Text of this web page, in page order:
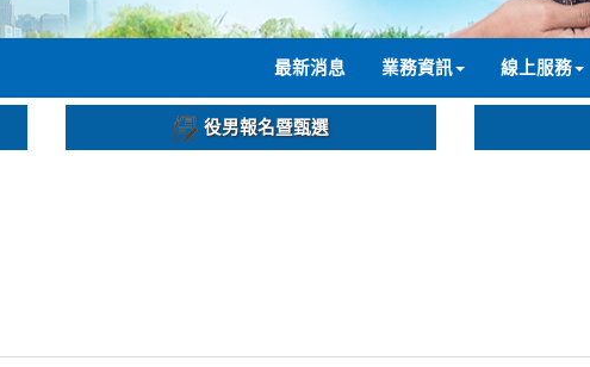
最新消息 業務資訊 線上服務
役男報名暨甄選